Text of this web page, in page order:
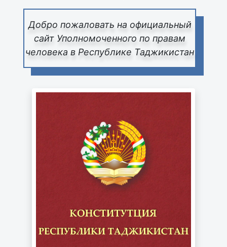
Добро пожаловать на официальный
сайт Уполномоченного по правам
человека в Республике Таджикистан